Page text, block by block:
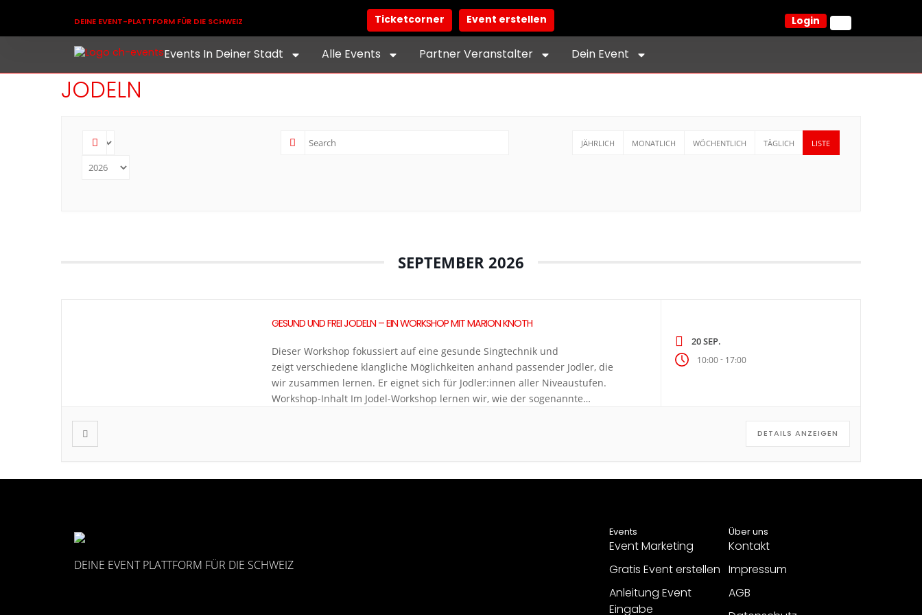
DEINE EVENT-PLATTFORM FÜR DIE SCHWEIZ Ticketcorner Event erstellen Login
Events In Deiner Stadt Alle Events Partner Veranstalter Dein Event
JODELN
JÄHRLICH MONATLICH WÖCHENTLICH TÄGLICH LISTE
SEPTEMBER 2026
GESUND UND FREI JODELN – EIN WORKSHOP MIT MARION KNOTH
Dieser Workshop fokussiert auf eine gesunde Singtechnik und
zeigt verschiedene klangliche Möglichkeiten anhand passender Jodler, die
wir zusammen lernen. Er eignet sich für Jodler:innen aller Niveaustufen.
Workshop-Inhalt Im Jodel-Workshop lernen wir, wie der sogenannte
20 SEP.
10:00- 17:00
DETAILS ANZEIGEN
DEINE EVENT PLATTFORM FÜR DIE SCHWEIZ
Events
Event Marketing
Gratis Event erstellen
Anleitung Event
Eingabe
Über uns
Kontakt
Impressum
AGB